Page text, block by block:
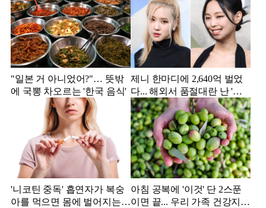
"일본 거 아니었어?"… 뜻밖
에 국뽕 차오르는 '한국 음식'
제니 한마디에 2,640억 벌었
다... 해외서 품절대란 난 '한
국 과자'
'니코틴 중독' 흡연자가 복숭
아를 먹으면 몸에 벌어지는
아침 공복에 '이것' 단 2스푼
이면 끝... 우리 가족 건강지킴